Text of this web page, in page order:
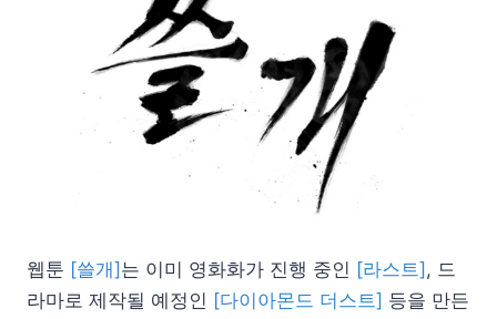
웹툰 [쓸개] 는 이미 영화화가 진행 중인 [라스트] , 드
라마로 제작될 예정인 [다이아몬드 더스트] 등을 만든